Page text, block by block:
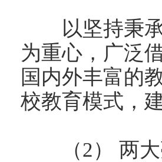
以坚持秉承
为重心，广泛
国内外丰富的
校教育模式，
（2） 两大